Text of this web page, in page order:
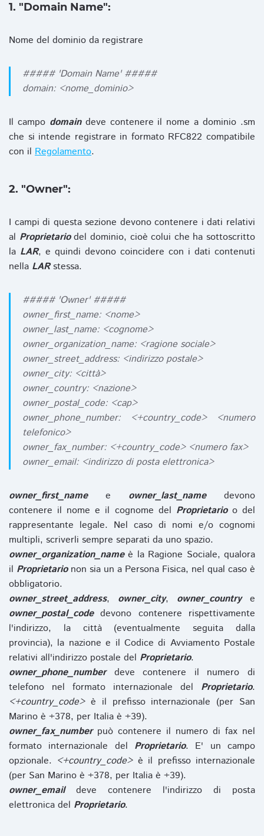
1. "Domain Name":
Nome del dominio da registrare
##### 'Domain Name' #####
domain: <nome_dominio>
Il campo domaindeve contenere il nome a dominio .sm
che si intende registrare in formato RFC822 compatibile
con il Regolamento.
2. "Owner":
I campi di questa sezione devono contenere i dati relativi
al Proprietariodel dominio, cioè colui che ha sottoscritto
la LAR, e quindi devono coincidere con i dati contenuti
nella LARstessa.
##### 'Owner' #####
owner_first_name: <nome>
owner_last_name: <cognome>
owner_organization_name: <ragione sociale>
owner_street_address: <indirizzo postale>
owner_city: <città>
owner_country: <nazione>
owner_postal_code: <cap>
owner_phone_number: <+country_code> <numero
telefonico>
owner_fax_number: <+country_code> <numero fax>
owner_email: <indirizzo di posta elettronica>
owner_first_namee owner_last_namedevono
contenere il nome e il cognome del Proprietarioo del
rappresentante legale. Nel caso di nomi e/o cognomi
multipli, scriverli sempre separati da uno spazio.
owner_organization_nameè la Ragione Sociale, qualora
il Proprietarionon sia un a Persona Fisica, nel qual caso è
obbligatorio.
owner_street_address, owner_city, owner_countrye
owner_postal_codedevono contenere rispettivamente
l'indirizzo, la città (eventualmente seguita dalla
provincia), la nazione e il Codice di Avviamento Postale
relativi all'indirizzo postale del Proprietario.
owner_phone_numberdeve contenere il numero di
telefono nel formato internazionale del Proprietario.
<+country_code>è il prefisso internazionale (per San
Marino è +378, per Italia è +39).
owner_fax_numberpuò contenere il numero di fax nel
formato internazionale del Proprietario. E' un campo
opzionale. <+country_code>è il prefisso internazionale
(per San Marino è +378, per Italia è +39).
owner_emaildeve contenere l'indirizzo di posta
elettronica del Proprietario.